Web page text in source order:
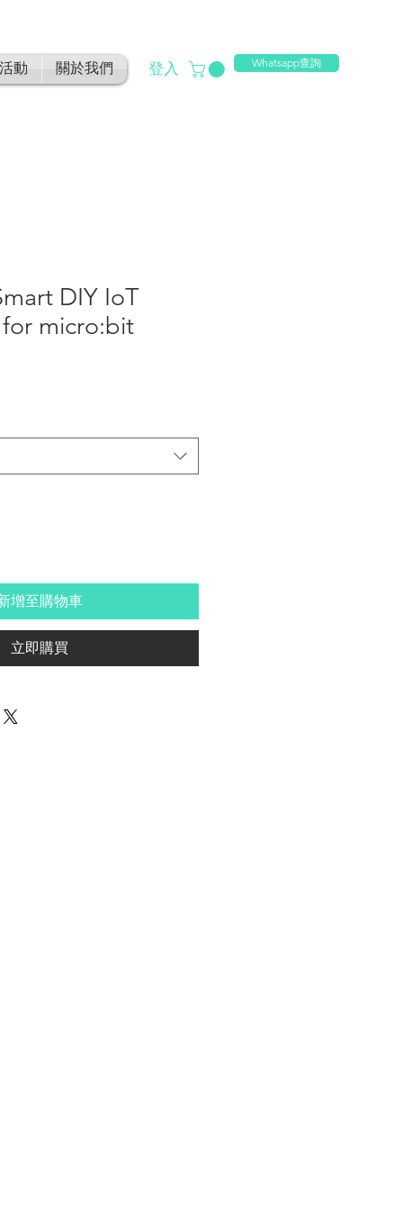
動 關於我們 登入 Whatsapp查詢
DIY IoT
micro:bit
增至購物車
立即購買